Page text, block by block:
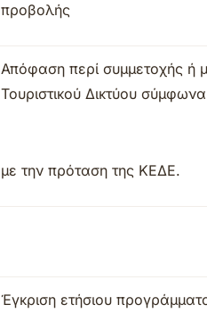
προβολής
Απόφαση περί συμμετοχής ή
Τουριστικού Δικτύου σύμφωνα
με την πρόταση της ΚΕΔΕ.
Έγκριση ετήσιου